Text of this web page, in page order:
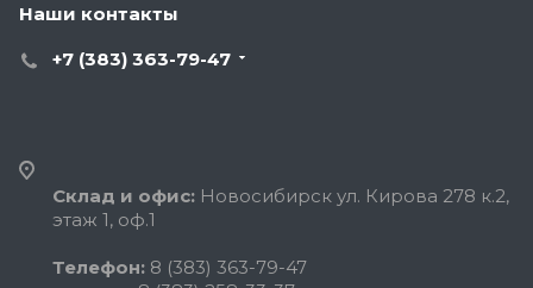
Наши контакты
+7 (383) 363-79-47
Склад и офис: Новосибирск ул. Кирова 278 к.2,
этаж 1, оф.1
Телефон: 8 (383) 363-79-47